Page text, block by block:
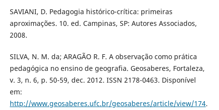
SAVIANI, D. Pedagogia histórico-crítica: primeiras
aproximações. 10. ed. Campinas, SP: Autores Associados,
2008.
SILVA, N. M. da; ARAGÃO R. F. A observação como prática
pedagógica no ensino de geografia. Geosaberes, Fortaleza,
v. 3, n. 6, p. 50-59, dec. 2012. ISSN 2178-0463. Disponível
em:
http://www.geosaberes.ufc.br/geosaberes/article/view/174.